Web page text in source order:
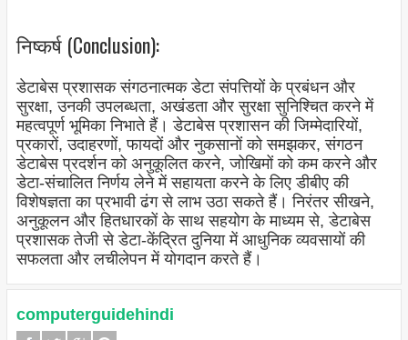
निष्कर्ष (Conclusion):
डेटाबेस प्रशासक संगठनात्मक डेटा संपत्तियों के प्रबंधन और
सुरक्षा, उनकी उपलब्धता, अखंडता और सुरक्षा सुनिश्चित करने में
महत्वपूर्ण भूमिका निभाते हैं। डेटाबेस प्रशासन की जिम्मेदारियों,
प्रकारों, उदाहरणों, फायदों और नुकसानों को समझकर, संगठन
डेटाबेस प्रदर्शन को अनुकूलित करने, जोखिमों को कम करने और
डेटा-संचालित निर्णय लेने में सहायता करने के लिए डीबीए की
विशेषज्ञता का प्रभावी ढंग से लाभ उठा सकते हैं। निरंतर सीखने,
अनुकूलन और हितधारकों के साथ सहयोग के माध्यम से, डेटाबेस
प्रशासक तेजी से डेटा-केंद्रित दुनिया में आधुनिक व्यवसायों की
सफलता और लचीलेपन में योगदान करते हैं।
computerguidehindi